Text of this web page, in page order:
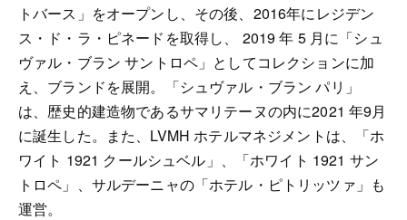
トバース」をオープンし、その後、2016年にレジデン
ス・ド・ラ・ピネードを取得し、 2019 年 5 月に「シュ
ヴァル・ブラン サントロペ」としてコレクションに加
え、ブランドを展開。「シュヴァル・ブラン パリ」
は、歴史的建造物であるサマリテーヌの内に2021 年9月
に誕生した。また、LVMH ホテルマネジメントは、「ホ
ワイト 1921 クールシュベル」、「ホワイト 1921 サン
トロペ」、サルデーニャの「ホテル・ピトリッツァ」も
運営。